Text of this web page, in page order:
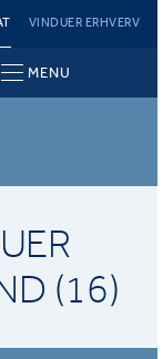
VINDUER ERHVERV
MENU
(16)